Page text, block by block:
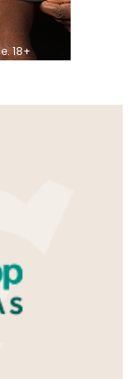
18+